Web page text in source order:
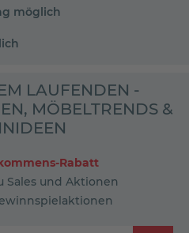
möglich
LAUFENDEN -
MÖBELTRENDS &
Rabatt
Sales und Aktionen